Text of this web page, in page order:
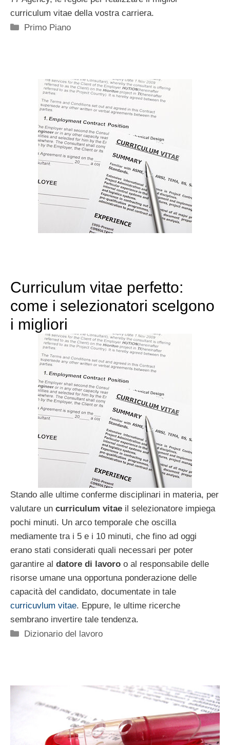
curriculum vitae della vostra carriera.
Categorie
Primo Piano
Curriculum vitae perfetto:
come i selezionatori scelgono
i migliori
Stando alle ultime conferme disciplinari in materia, per
valutare un curriculum vitae il selezionatore impiega
pochi minuti. Un arco temporale che oscilla
mediamente tra i 5 e i 10 minuti, che fino ad oggi
erano stati considerati quali necessari per poter
garantire al datore di lavoro o al responsabile delle
risorse umane una opportuna ponderazione delle
capacità del candidato, documentate in tale
curricuvlum vitae. Eppure, le ultime ricerche
sembrano invertire tale tendenza.
Categorie
Dizionario del lavoro